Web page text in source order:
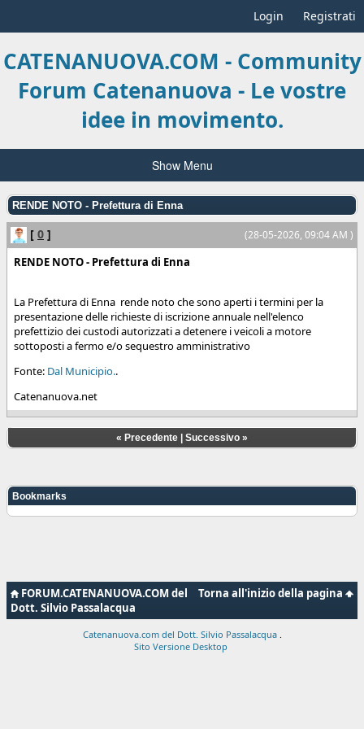
Login Registrati
CATENANUOVA.COM - Community
Forum Catenanuova - Le vostre
idee in movimento.
Show Menu
RENDE NOTO - Prefettura di Enna
(28-05-2026, 09:04 AM )
[ 0 ]
RENDE NOTO - Prefettura di Enna
La Prefettura di Enna rende noto che sono aperti i termini per la
presentazione delle richieste di iscrizione annuale nell'elenco
prefettizio dei custodi autorizzati a detenere i veicoli a motore
sottoposti a fermo e/o sequestro amministrativo
Fonte: Dal Municipio..
Catenanuova.net
« Precedente Successivo »
Bookmarks
Torna all'inizio della pagina
FORUM.CATENANUOVA.COM del
Dott. Silvio Passalacqua
Catenanuova.com del Dott. Silvio Passalacqua
Sito Versione Desktop